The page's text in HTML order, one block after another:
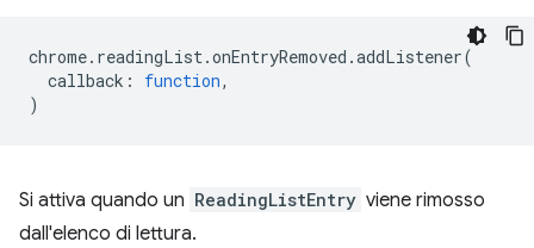
chrome. readingList .onEntryRemoved .addListener(
callback : function,
)
Si attiva quando un ReadingListEntry viene rimosso
dall'elenco di lettura.